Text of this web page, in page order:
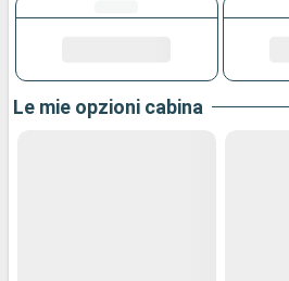
Le mie opzioni cabina